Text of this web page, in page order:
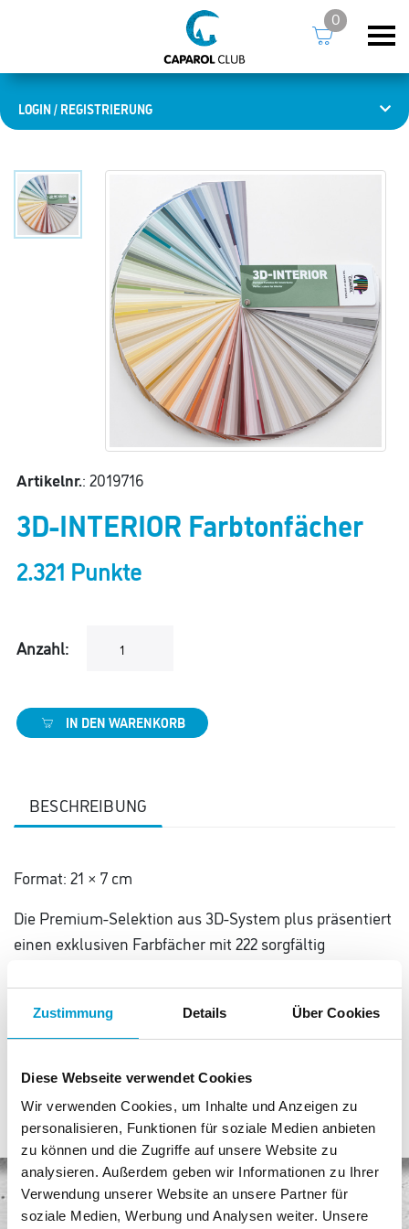
Zustimmung Details Über Cookies
Diese Webseite verwendet Cookies
Wir verwenden Cookies, um Inhalte und Anzeigen zu
personalisieren, Funktionen für soziale Medien anbieten
zu können und die Zugriffe auf unsere Website zu
analysieren. Außerdem geben wir Informationen zu Ihrer
Verwendung unserer Website an unsere Partner für
soziale Medien, Werbung und Analysen weiter. Unsere
LOGIN / REGISTRIERUNG
0
Artikelnr.: 2019716
3D-INTERIOR Farbtonfächer
2.321 Punkte
Anzahl:
IN DEN WARENKORB
BESCHREIBUNG
Format: 21 × 7 cm
Die Premium-Selektion aus 3D-System plus präsentiert
einen exklusiven Farbfächer mit 222 sorgfältig
Innenraumtönen, die höchsten ästhetischen und
qualitativen Ansprüchen genügen.
Keine Versandkosten